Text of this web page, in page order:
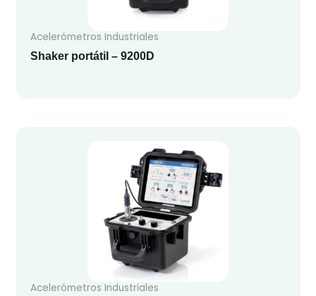
Acelerómetros Industriales
Shaker portátil – 9200D
Acelerómetros Industriales